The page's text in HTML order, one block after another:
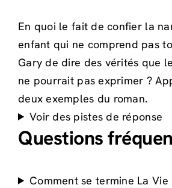
En quoi le fait de confier la
enfant qui ne comprend pas
Gary de dire des vérités que
ne pourrait pas exprimer ?
deux exemples du roman.
Voir des pistes de réponse
Questions
Comment se termine La